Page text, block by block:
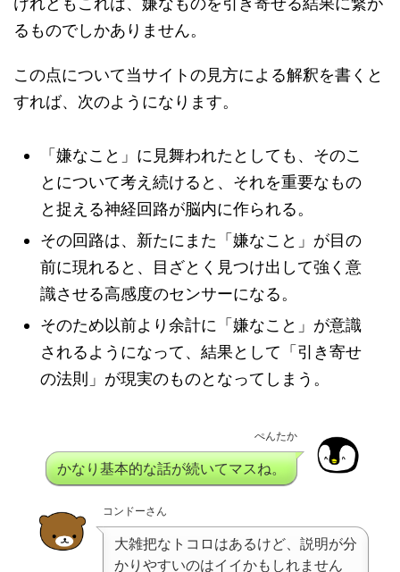
るものでしかありません。
この点について当サイトの見方による解釈を書くと
すれば、次のようになります。
「嫌なこと」に見舞われたとしても、そのこ
とについて考え続けると、それを重要なもの
と捉える神経回路が脳内に作られる。
その回路は、新たにまた「嫌なこと」が目の
前に現れると、目ざとく見つけ出して強く意
識させる高感度のセンサーになる。
そのため以前より余計に「嫌なこと」が意識
されるようになって、結果として「引き寄せ
の法則」が現実のものとなってしまう。
ぺんたか
かなり基本的な話が続いてマスね。
コンドーさん
大雑把なトコロはあるけど、説明が分
かりやすいのはイイかもしれません